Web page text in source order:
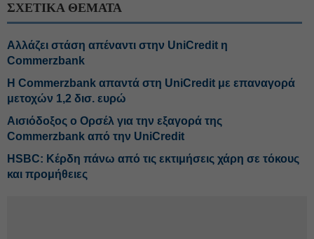
ΣΧΕΤΙΚΑ ΘΕΜΑΤΑ
Αλλάζει στάση απέναντι στην UniCredit η
Commerzbank
Η Commerzbank απαντά στη UniCredit με επαναγορά
μετοχών 1,2 δισ. ευρώ
Αισιόδοξος ο Ορσέλ για την εξαγορά της
Commerzbank από την UniCredit
HSBC: Κέρδη πάνω από τις εκτιμήσεις χάρη σε τόκους
και προμήθειες